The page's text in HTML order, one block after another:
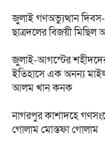
জুলাই গণঅভ্যুত্থান
ছাত্রদলের বিজয়ী মিছিল
জুলাই-আগস্টের
ইতিহাসে এক অনন্য
আলম খান কনক
নাগরপুর কাশাদহে
গোলাম মোস্তফা গোলাম